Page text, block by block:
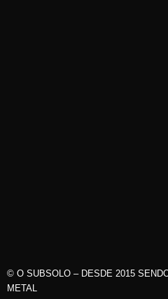
© O SUBSOLO – DESDE 2015
METAL